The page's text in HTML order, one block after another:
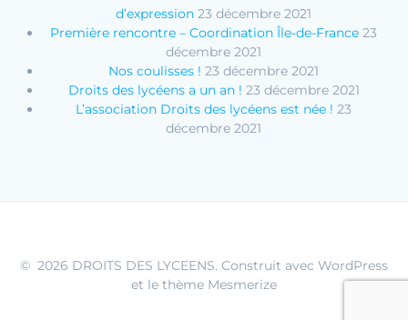
d’expression 23 décembre 2021
Première rencontre – Coordination Île-de-France 23
décembre 2021
Nos coulisses ! 23 décembre 2021
Droits des lycéens a un an ! 23 décembre 2021
L’association Droits des lycéens est née ! 23
décembre 2021
© 2026 DROITS DES LYCEENS. Construit avec WordPress
et le thème Mesmerize